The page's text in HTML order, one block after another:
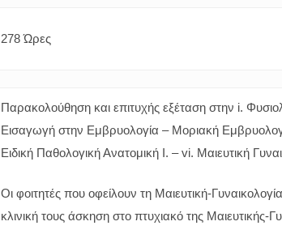
278 Ώρες
Παρακολούθηση και επιτυχής εξέταση στην i.
Εισαγωγή στην Εμβρυολογία – Μοριακή
Ειδική Παθολογική Ανατομική Ι. – vi. Μαιευτική
Οι φοιτητές που οφείλουν τη Μαιευτική-
κλινική τους άσκηση στο πτυχιακό της